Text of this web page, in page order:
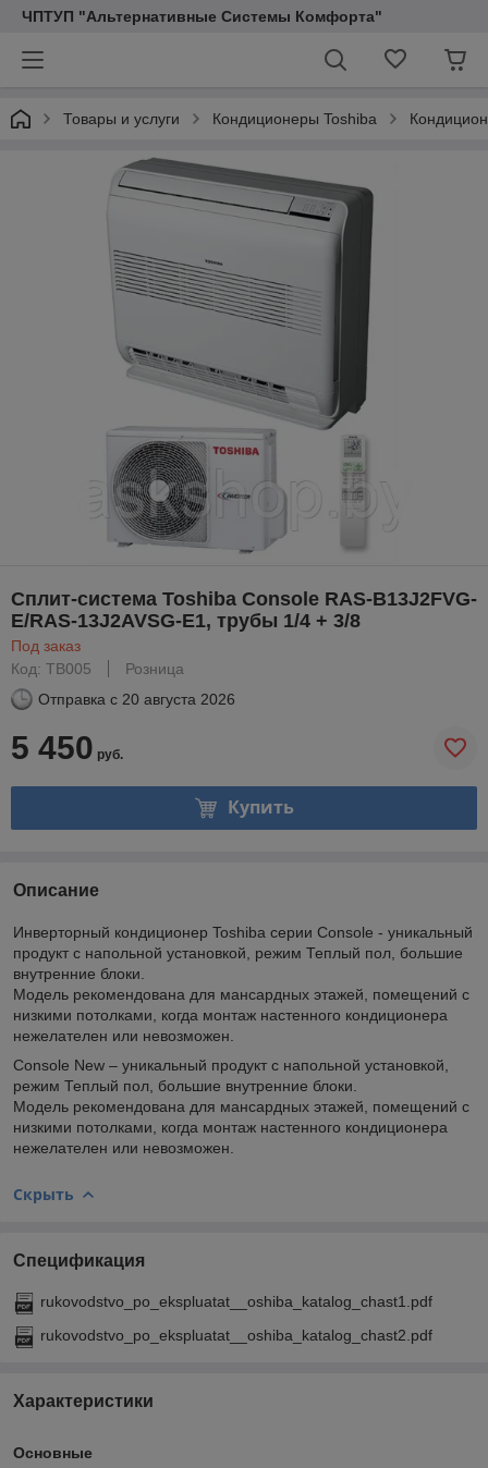
ЧПТУП "Альтернативные Системы Комфорта"
Товары и услуги Кондиционеры Toshiba
Сплит-система Toshiba Console RAS-B13J2FVG-
E/RAS-13J2AVSG-E1, трубы 1/4 + 3/8
Под заказ
Код: TB005
Розница
Отправка с 20 августа 2026
5 450 руб.
Купить
Описание
Инверторный кондиционер Toshiba серии Console - уникальный
продукт с напольной установкой, режим Теплый пол, большие
внутренние блоки.
Модель рекомендована для мансардных этажей, помещений с
низкими потолками, когда монтаж настенного кондиционера
нежелателен или невозможен.
Console New – уникальный продукт с напольной установкой,
режим Теплый пол, большие внутренние блоки.
Модель рекомендована для мансардных этажей, помещений с
низкими потолками, когда монтаж настенного кондиционера
нежелателен или невозможен.
Скрыть
Спецификация
rukovodstvo_po_ekspluatat__oshiba_katalog_chast1.pdf
rukovodstvo_po_ekspluatat__oshiba_katalog_chast2.pdf
Характеристики
Основные